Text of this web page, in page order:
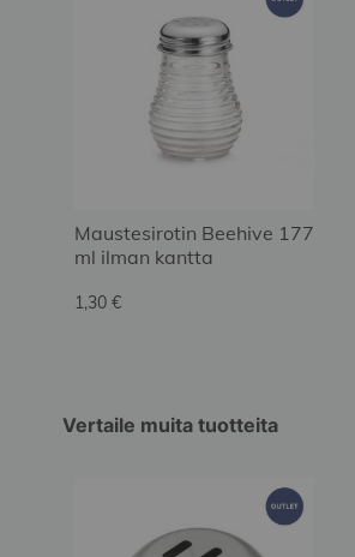
Maustesirotin Beehive 177
ml ilman kantta
1,30 €
Vertaile muita tuotteita